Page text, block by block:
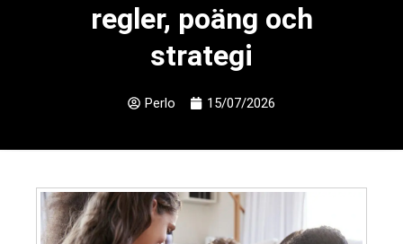
regler, poäng och
strategi
Perlo 15/07/2026